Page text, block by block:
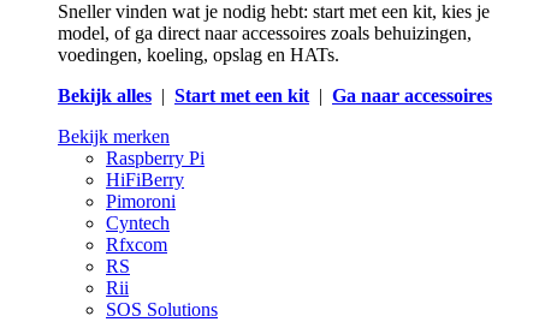
Sneller vinden wat je nodig hebt: start met een kit, kies je
model, of ga direct naar accessoires zoals behuizingen,
voedingen, koeling, opslag en HATs.
Bekijk alles | Start met een kit| Ga naar accessoires
Bekijk merken
Raspberry Pi
HiFiBerry
Pimoroni
Cyntech
Rfxcom
RS
Rii
SOS Solutions